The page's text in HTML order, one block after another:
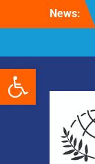
Ανοίξτε
News: